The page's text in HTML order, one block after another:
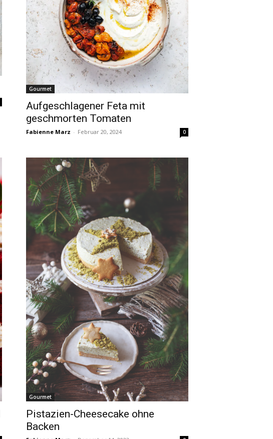
Gourmet
Aufgeschlagener Feta mit
geschmorten Tomaten
Fabienne Marz - Februar 20, 2024 0
Gourmet
Pistazien-Cheesecake ohne
Backen